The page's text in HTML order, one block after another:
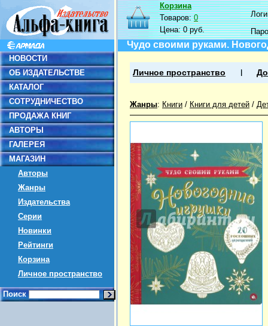
НОВОСТИ
ОБ ИЗДАТЕЛЬСТВЕ
КАТАЛОГ
СОТРУДНИЧЕСТВО
ПРОДАЖА КНИГ
АВТОРЫ
ГАЛЕРЕЯ
МАГАЗИН
Авторы
Жанры
Издательства
Серии
Новинки
Рейтинги
Корзина
Личное пространство
Поиск
Корзина
Товаров:0
Цена:0 руб.
Чудо своими руками.
Личное пространство
Жанры: Книги / Книги для детей /